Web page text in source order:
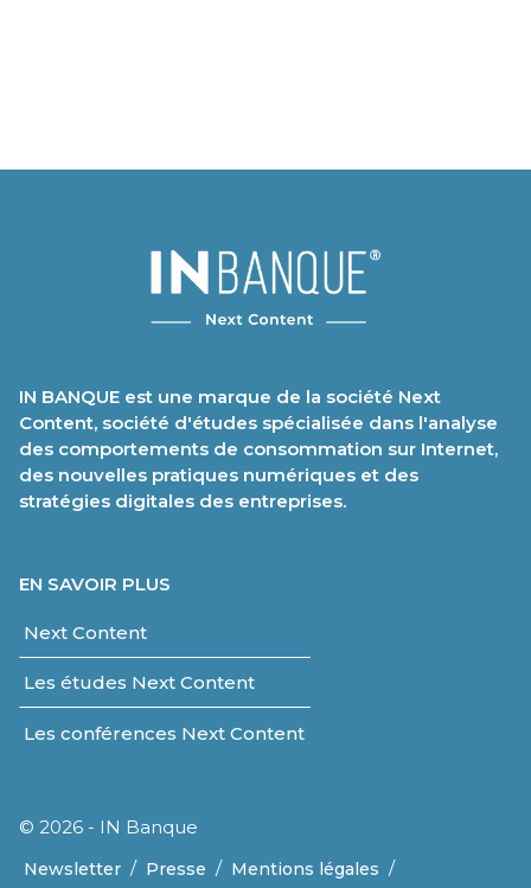
IN BANQUE est une marque de la société Next
Content, société d'études spécialisée dans l'analyse
des comportements de consommation sur Internet,
des nouvelles pratiques numériques et des
stratégies digitales des entreprises.
EN SAVOIR PLUS
Next Content
Les études Next Content
Les conférences Next Content
© 2026 - IN Banque
Newsletter / Presse / Mentions légales /